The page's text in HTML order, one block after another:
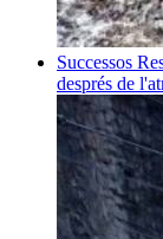
Successos
després de